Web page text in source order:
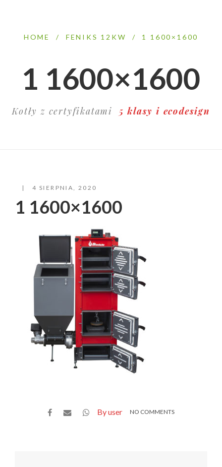
HOME / FENIKS 12KW / 1 1600×1600
1 1600×1600
Kotły z certyfikatami 5 klasy i ecodesign
4 SIERPNIA, 2020
1 1600×1600
By user NO COMMENTS